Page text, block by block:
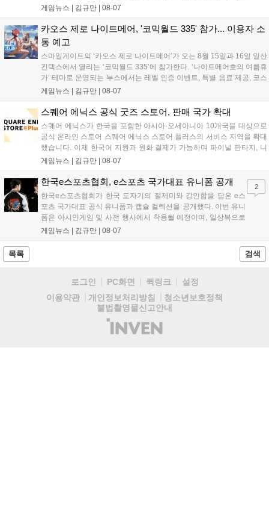
소나4 더 골든 12화, 9월 15일부터 10월 14일까지 페르소나5 시
시지를 모집하며, 선정된 내용은 기념 영상 및 대형 전광판에 소
개될 예정입니다....
게임뉴스 | 김규만 | 08-07
카오스 제로 나이트메어, '코믹월드 335' 참가... 이용자 소
통 예고
스마일게이트의 ‘카오스 제로 나이트메어’가 오는 8월 15일과 16일 일산
킨텍스에서 열리는 ‘코믹월드 335’에 참가한다. ‘나이트메어호의 여름휴
가’ 테마로 운영되는 부스에서는 레벨 인증 이벤트, 특별 음료 제공, 코스
프레 모델 포토존 등 다채로운 행사가 진행된다. 유명 코스어 7인이 캐릭
세한 정보는 공식 커뮤니티에서 확인 가능하다....
게임뉴스 | 김규만 | 08-07
스퀘어 에닉스 공식 굿즈 스토어, 판매 국가 확대
스퀘어 에닉스가 한국을 포함한 아시아·오세아니아 10개국을 대상으로
공식 온라인 스토어 스퀘어 에닉스 스토어 플러스의 서비스 지역을 확대
했습니다. 이제 한국어 지원과 원화 결제가 가능하며 파이널 판타지, 니
어 등 주요 게임의 피규어, 굿즈를 구매할 수 있습니다. 신상품이 순차적
용 가능합니다....
게임뉴스 | 김규만 | 08-07
한국e스포츠협회, e스포츠 국가대표 유니폼 공개
한국e스포츠협회가 한국 도자기의 절제미와 강인함을 담은 e스
포츠 국가대표 공식 유니폼과 캡슐 컬렉션을 공개했다. 이번 유니
폼은 아시안게임 및 사전 행사에서 착용될 예정이며, 일상복으로
구성된 컬렉션은 오는 8월 28일부터 골스튜디오 공식 홈페이지
게임뉴스 | 김규만 | 08-07
2
목록 검색
로그인 PC화면 퀵링크
설정
이용약관
개인정보처리방침
청소년보호정책
불법촬영물신고안내
(주)
인